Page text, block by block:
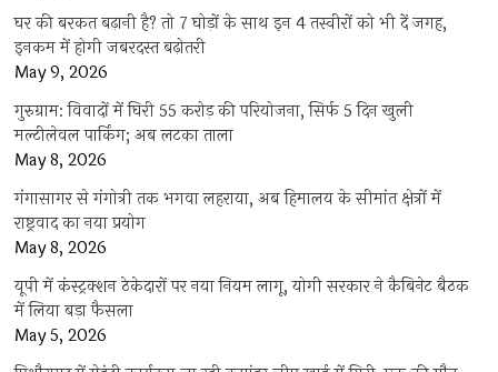
घर की बरकत बढ़ानी है? तो 7 घोड़ों के साथ इन 4 तस्वीरों को भी दें जगह,
इनकम में होगी जबरदस्त बढ़ोतरी
May 9, 2026
गुरुग्राम: विवादों में घिरी 55 करोड़ की परियोजना, सिर्फ 5 दिन खुली
मल्टीलेवल पार्किंग; अब लटका ताला
May 8, 2026
गंगासागर से गंगोत्री तक भगवा लहराया, अब हिमालय के सीमांत क्षेत्रों में
राष्ट्रवाद का नया प्रयोग
May 8, 2026
यूपी में कंस्ट्रक्शन ठेकेदारों पर नया नियम लागू, योगी सरकार ने कैबिनेट बैठक
में लिया बड़ा फैसला
May 5, 2026